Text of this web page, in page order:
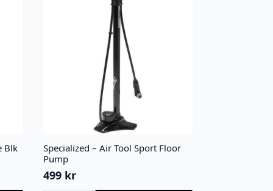
Blk
Specialized – Air Tool Sport Floor
Pump
499 kr